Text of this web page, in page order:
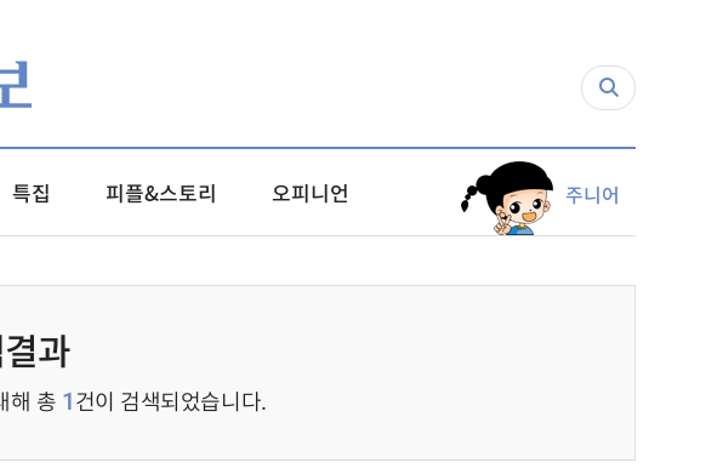
특집 피플&스토리 오피니언 주니어
과
해 총 1건이 검색되었습니다.